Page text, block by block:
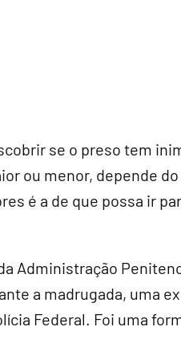
se o preso tem
ou menor, depende
é a de que possa ir
Administração
a madrugada, uma
Federal. Foi uma